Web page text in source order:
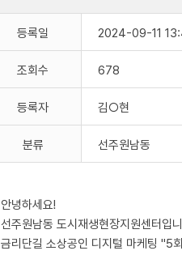
등록일 2024-09-11
조회수 678
등록자 김○현
분류 선주원남동
안녕하세요!
선주원남동 도시재생현장지원센터입
금리단길 소상공인 디지털 마케팅 "5